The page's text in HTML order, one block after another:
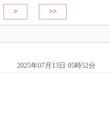
> >>
2025年07月13日 05時52分